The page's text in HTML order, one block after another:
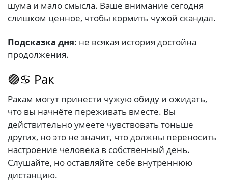
шума и мало смысла. Ваше внимание сегодня
слишком ценное, чтобы кормить чужой скандал.
Подсказка дня: не всякая история достойна
продолжения.
🟣♋ Рак
Ракам могут принести чужую обиду и ожидать,
что вы начнёте переживать вместе. Вы
действительно умеете чувствовать тоньше
других, но это не значит, что должны переносить
настроение человека в собственный день.
Слушайте, но оставляйте себе внутреннюю
дистанцию.